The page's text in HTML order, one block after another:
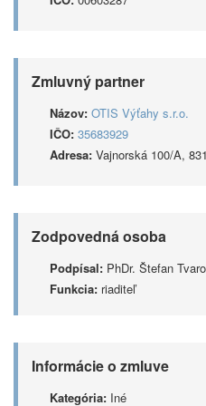
Zmluvný partner
Názov: OTIS Výťahy s.r.o.
IČO: 35683929
Adresa: Vajnorská 100/A,
Zodpovedná osoba
Podpísal: PhDr. Štefan
Funkcia: riaditeľ
Informácie o zmluve
Kategória: Iné